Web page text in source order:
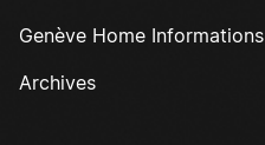
Genève Home Informations
Archives